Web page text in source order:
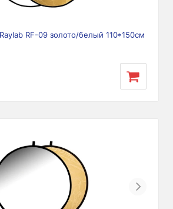
RF-09 золото/белый 110*150см
Next